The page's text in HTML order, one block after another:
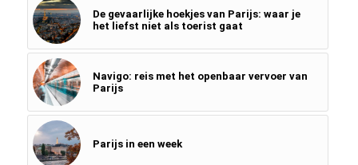
De gevaarlijke hoekjes van Parijs: waar je
het liefst niet als toerist gaat
Navigo: reis met het openbaar vervoer van
Parijs
Parijs in een week